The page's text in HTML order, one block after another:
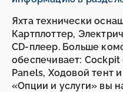
Яхта технически
Картплоттер,
CD-плеер. Больше
обеспечивает:
Panels, Ходовой тент
«Опции и услуги» вы